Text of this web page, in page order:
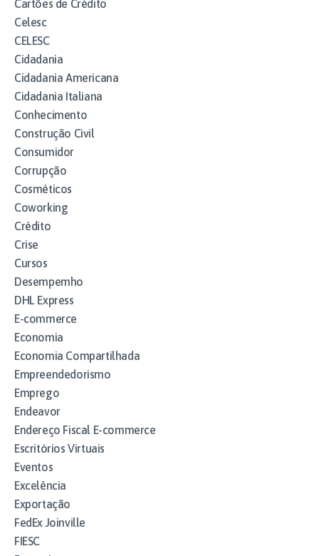
Cartões de Crédito
Celesc
CELESC
Cidadania
Cidadania Americana
Cidadania Italiana
Conhecimento
Construção Civil
Consumidor
Corrupção
Cosméticos
Coworking
Crédito
Crise
Cursos
Desempemho
DHL Express
E-commerce
Economia
Economia Compartilhada
Empreendedorismo
Emprego
Endeavor
Endereço Fiscal E-commerce
Escritórios Virtuais
Eventos
Excelência
Exportação
FedEx Joinville
FIESC